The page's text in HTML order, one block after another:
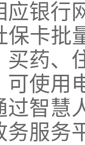
应银行
保卡
买药、
可使用
过智慧
务服务